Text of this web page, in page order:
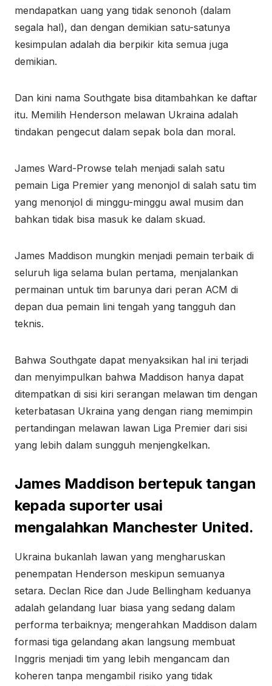
mendapatkan uang yang tidak senonoh (dalam
segala hal), dan dengan demikian satu-satunya
kesimpulan adalah dia berpikir kita semua juga
demikian.
Dan kini nama Southgate bisa ditambahkan ke daftar
itu. Memilih Henderson melawan Ukraina adalah
tindakan pengecut dalam sepak bola dan moral.
James Ward-Prowse telah menjadi salah satu
pemain Liga Premier yang menonjol di salah satu tim
yang menonjol di minggu-minggu awal musim dan
bahkan tidak bisa masuk ke dalam skuad.
James Maddison mungkin menjadi pemain terbaik di
seluruh liga selama bulan pertama, menjalankan
permainan untuk tim barunya dari peran ACM di
depan dua pemain lini tengah yang tangguh dan
teknis.
Bahwa Southgate dapat menyaksikan hal ini terjadi
dan menyimpulkan bahwa Maddison hanya dapat
ditempatkan di sisi kiri serangan melawan tim dengan
keterbatasan Ukraina yang dengan riang memimpin
pertandingan melawan lawan Liga Premier dari sisi
yang lebih dalam sungguh menjengkelkan.
James Maddison bertepuk tangan
kepada suporter usai
mengalahkan Manchester United.
Ukraina bukanlah lawan yang mengharuskan
penempatan Henderson meskipun semuanya
setara. Declan Rice dan Jude Bellingham keduanya
adalah gelandang luar biasa yang sedang dalam
performa terbaiknya; mengerahkan Maddison dalam
formasi tiga gelandang akan langsung membuat
Inggris menjadi tim yang lebih mengancam dan
koheren tanpa mengambil risiko yang tidak